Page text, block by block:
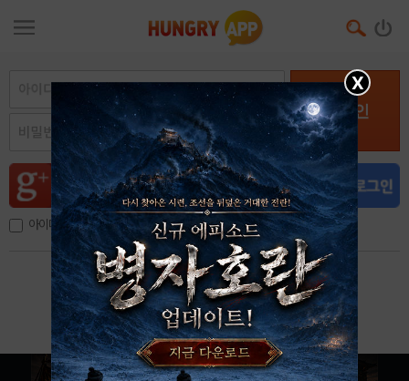
로그인
아이디, 이메일 저장
아이디 / 비밀번호 찾기 회원가입
X